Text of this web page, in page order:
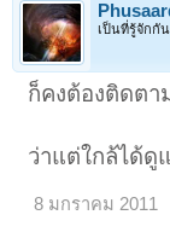
เป็นที่รู้จักกั
ก็คงต้องติดต
ว่าแต่ใกล้ได้ดู
8 มกราคม 2011